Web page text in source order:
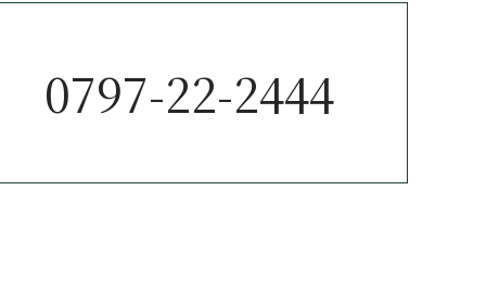
0797-22-2444